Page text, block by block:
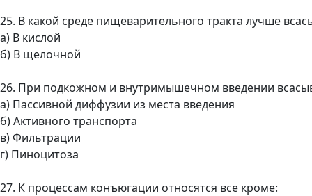
25. В какой среде пищеварительного тракта лучше
а) В кислой
б) В щелочной
26. При подкожном и внутримышечном введении
а) Пассивной диффузии из места введения
б) Активного транспорта
в) Фильтрации
г) Пиноцитоза
27. К процессам конъюгации относятся все кроме: